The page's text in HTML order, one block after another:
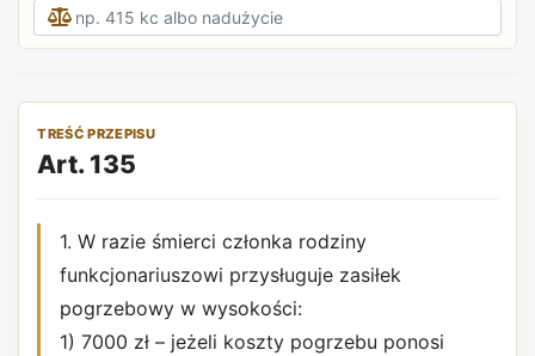
TREŚĆ PRZEPISU
Art. 135
1. W razie śmierci członka rodziny
funkcjonariuszowi przysługuje zasiłek
pogrzebowy w wysokości:
1) 7000 zł – jeżeli koszty pogrzebu ponosi